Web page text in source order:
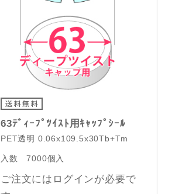
63ﾃﾞｨｰﾌﾟﾂｲｽﾄ用ｷｬｯﾌﾟｼｰﾙ
PET透明 0.06x109.5x30Tb+Tm
入数7000個入
ご注文にはログインが必要で